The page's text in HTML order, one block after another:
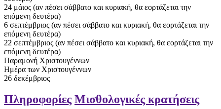
24 μάιος (αν πέσει σάββατο και κυριακή, θα εορτάζεται την
επόμενη δευτέρα)
6 σεπτέμβριος (αν πέσει σάββατο και κυριακή, θα εορτάζεται την
επόμενη δευτέρα)
22 σεπτέμβριος (αν πέσει σάββατο και κυριακή, θα εορτάζεται την
επόμενη δευτέρα)
Παραμονή Χριστουγέννων
Ημέρα των Χριστουγέννων
26 δεκέμβριος
Πληροφορίες Μισθολογικές κρατήσεις